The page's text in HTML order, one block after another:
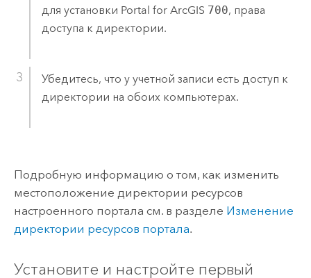
для установки Portal for ArcGIS 700, права
доступа к директории.
Убедитесь, что у учетной записи есть доступ к
директории на обоих компьютерах.
Подробную информацию о том, как изменить
местоположение директории ресурсов
настроенного портала см. в разделе Изменение
директории ресурсов портала.
Установите и настройте первый